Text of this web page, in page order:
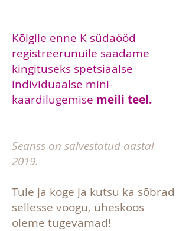
Kõigile enne K südaööd
registreerunuile saadame
kingituseks spetsiaalse
individuaalse mini-
kaardilugemise meili teel.
Seanss on salvestatud aastal
2019.
Tule ja koge ja kutsu ka sõbrad
sellesse voogu, üheskoos
oleme tugevamad!